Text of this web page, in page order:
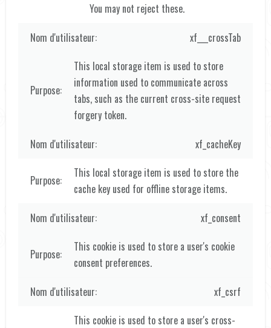
You may not reject these.
xf___crossTab
This local storage item is used to store
information used to communicate across
tabs, such as the current cross-site request
forgery token.
xf_cacheKey
This local storage item is used to store the
cache key used for offline storage items.
xf_consent
This cookie is used to store a user's cookie
consent preferences.
xf_csrf
This cookie is used to store a user's cross-